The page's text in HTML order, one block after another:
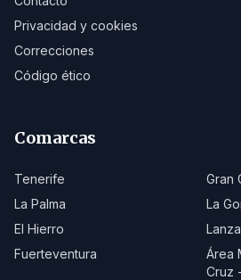
Privacidad y cookies
Correcciones
Código ético
Comarcas
Tenerife
Gran
La Palma
La
El Hierro
Fuerteventura
Área
Cruz